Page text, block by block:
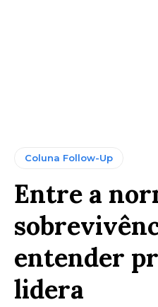
Coluna Follow-Up
Entre a
entender
lidera